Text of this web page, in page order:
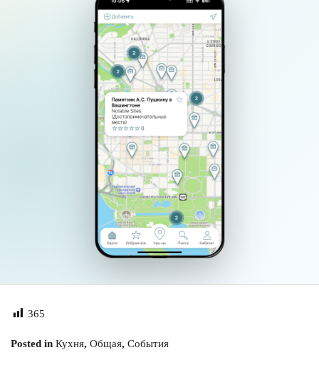
365
Posted in Кухня, Общая, События